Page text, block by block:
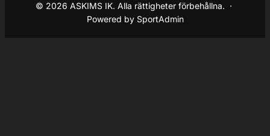
© 2026 ASKIMS IK. Alla rättigheter förbehållna. ·
Powered by SportAdmin